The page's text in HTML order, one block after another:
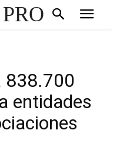
838.700
entidades